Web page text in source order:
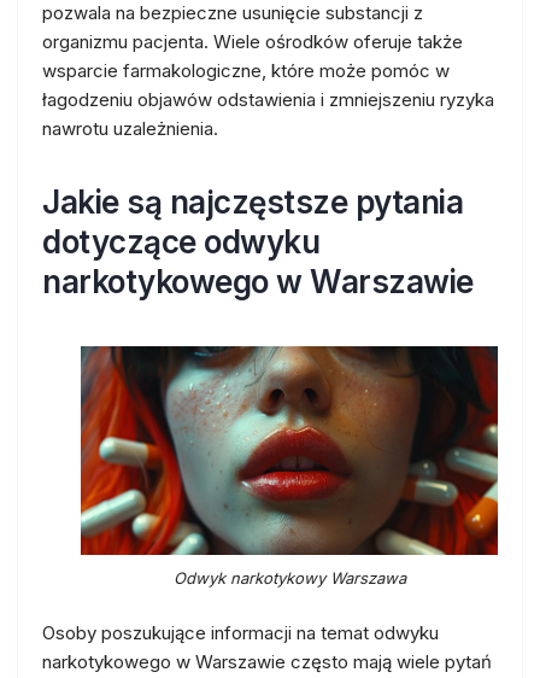
pozwala na bezpieczne usunięcie substancji z
organizmu pacjenta. Wiele ośrodków oferuje także
wsparcie farmakologiczne, które może pomóc w
łagodzeniu objawów odstawienia i zmniejszeniu ryzyka
nawrotu uzależnienia.
Jakie są najczęstsze pytania
dotyczące odwyku
narkotykowego w Warszawie
Odwyk narkotykowy Warszawa
Osoby poszukujące informacji na temat odwyku
narkotykowego w Warszawie często mają wiele pytań